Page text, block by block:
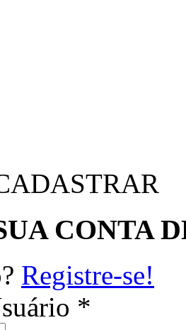
CONTA
Registre-se!
*